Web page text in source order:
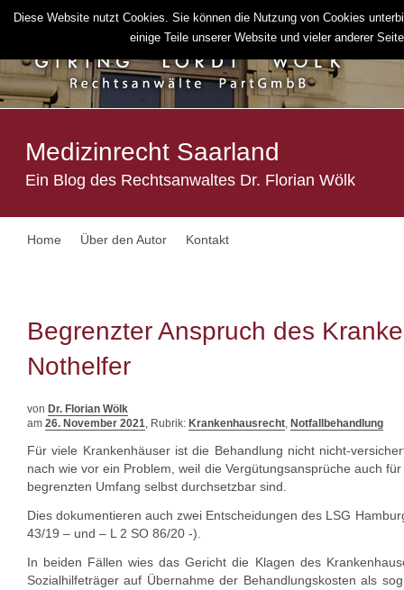
Medizinrecht Saarland
Ein Blog des Rechtsanwaltes Dr. Florian Wölk
Home Über den Autor Kontakt
Begrenzter Anspruch des
Nothelfer
von Dr. Florian Wölk
am 26. November 2021, Rubrik: Krankenhausrecht, Notfallbehandlung
Für viele Krankenhäuser ist die Behandlung nicht nicht-
nach wie vor ein Problem, weil die Vergütungsansprüche auch
begrenzten Umfang selbst durchsetzbar sind.
Dies dokumentieren auch zwei Entscheidungen des LSG
43/19 – und – L 2 SO 86/20 -).
In beiden Fällen wies das Gericht die Klagen des
Sozialhilfeträger auf Übernahme der Behandlungskosten als
Diese Website nutzt Cookies. Sie können die Nutzung von Cookies
einige Teile unserer Website und vieler anderer